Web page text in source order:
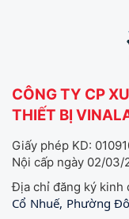
CÔNG TY CP
THIẾT BỊ
Giấy phép KD:
Nội cấp ngày 02/03/
Địa chỉ đăng ký kinh
Cổ Nhuế, Phường